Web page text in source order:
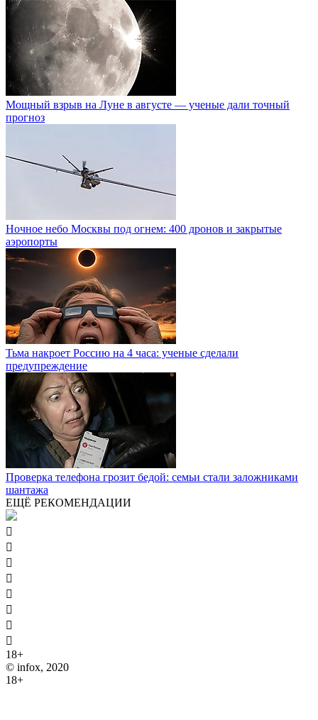
Мощный взрыв на Луне в августе — ученые дали точный
прогноз
Ночное небо Москвы под огнем: 400 дронов и закрытые
аэропорты
Тьма накроет Россию на 4 часа: ученые сделали
предупреждение
Проверка телефона грозит бедой: семьи стали заложниками
шантажа
ЕЩЁ РЕКОМЕНДАЦИИ








18+
© infox, 2020
18+